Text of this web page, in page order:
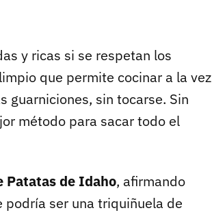
y ricas si se respetan los
que permite cocinar a la vez
guarniciones, sin tocarse. Sin
método para sacar todo el
Patatas de Idaho, afirmando
ser una triquiñuela de